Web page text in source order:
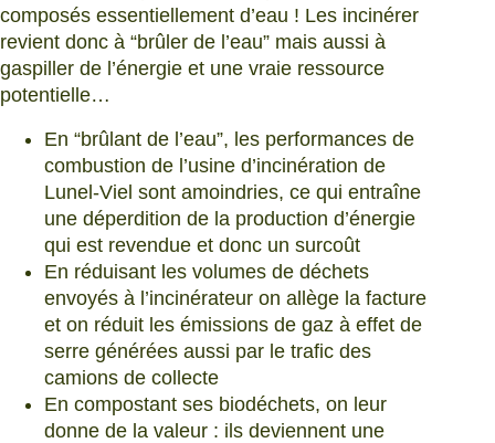
composés essentiellement d’eau ! Les incinérer
revient donc à “brûler de l’eau” mais aussi à
gaspiller de l’énergie et une vraie ressource
potentielle…
En “brûlant de l’eau”, les performances de
combustion de l’usine d’incinération de
Lunel-Viel sont amoindries, ce qui entraîne
une déperdition de la production d’énergie
qui est revendue et donc un surcoût
En réduisant les volumes de déchets
envoyés à l’incinérateur on allège la facture
et on réduit les émissions de gaz à effet de
serre générées aussi par le trafic des
camions de collecte
En compostant ses biodéchets, on leur
donne de la valeur : ils deviennent une